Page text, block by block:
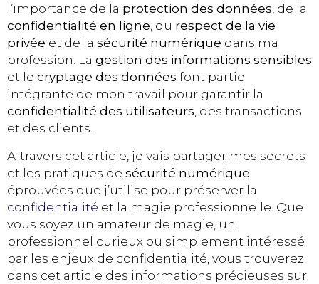
l’importance de la protection des données, de la
confidentialité en ligne, du respect de la vie
privée et de la sécurité numérique dans ma
profession. La gestion des informations sensibles
et le cryptage des données font partie
intégrante de mon travail pour garantir la
confidentialité des utilisateurs, des transactions
et des clients.
A-travers cet article, je vais partager mes secrets
et les pratiques de sécurité numérique
éprouvées que j’utilise pour préserver la
confidentialité et la magie professionnelle. Que
vous soyez un amateur de magie, un
professionnel curieux ou simplement intéressé
par les enjeux de confidentialité, vous trouverez
dans cet article des informations précieuses sur